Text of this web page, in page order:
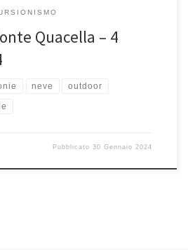
Quacella – 4
neve outdoor
Pubblicato30 Gennaio 2024